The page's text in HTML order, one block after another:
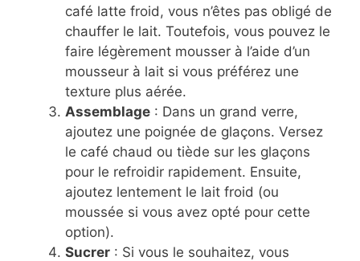
café latte froid, vous n’êtes pas obligé de
chauffer le lait. Toutefois, vous pouvez le
faire légèrement mousser à l’aide d’un
mousseur à lait si vous préférez une
texture plus aérée.
Assemblage : Dans un grand verre,
ajoutez une poignée de glaçons. Versez
le café chaud ou tiède sur les glaçons
pour le refroidir rapidement. Ensuite,
ajoutez lentement le lait froid (ou
moussée si vous avez opté pour cette
option).
Sucrer : Si vous le souhaitez, vous